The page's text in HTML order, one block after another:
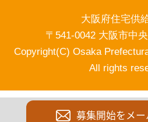
募集開始をメ
大阪府住宅供
〒541-0042 大阪市中
Copyright(C) Osaka
All rights